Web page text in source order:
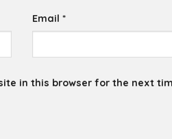
Email*
in this browser for the next